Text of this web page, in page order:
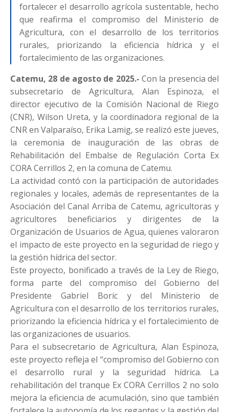
fortalecer el desarrollo agrícola sustentable, hecho
que reafirma el compromiso del Ministerio de
Agricultura, con el desarrollo de los territorios
rurales, priorizando la eficiencia hídrica y el
fortalecimiento de las organizaciones.
Catemu, 28 de agosto de 2025.- Con la presencia del
subsecretario de Agricultura, Alan Espinoza, el
director ejecutivo de la Comisión Nacional de Riego
(CNR), Wilson Ureta, y la coordinadora regional de la
CNR en Valparaíso, Erika Lamig, se realizó este jueves,
la ceremonia de inauguración de las obras de
Rehabilitación del Embalse de Regulación Corta Ex
CORA Cerrillos 2, en la comuna de Catemu.
La actividad contó con la participación de autoridades
regionales y locales, además de representantes de la
Asociación del Canal Arriba de Catemu, agricultoras y
agricultores beneficiarios y dirigentes de la
Organización de Usuarios de Agua, quienes valoraron
el impacto de este proyecto en la seguridad de riego y
la gestión hídrica del sector.
Este proyecto, bonificado a través de la Ley de Riego,
forma parte del compromiso del Gobierno del
Presidente Gabriel Boric y del Ministerio de
Agricultura con el desarrollo de los territorios rurales,
priorizando la eficiencia hídrica y el fortalecimiento de
las organizaciones de usuarios.
Para el subsecretario de Agricultura, Alan Espinoza,
este proyecto refleja el “compromiso del Gobierno con
el desarrollo rural y la seguridad hídrica. La
rehabilitación del tranque Ex CORA Cerrillos 2 no solo
mejora la eficiencia de acumulación, sino que también